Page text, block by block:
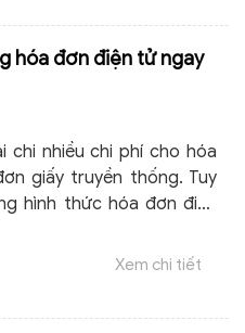
hóa đơn điện tử ngay
chi nhiều chi phí cho hóa
giấy truyền thống. Tuy
hình thức hóa đơn điện
Xem chi tiết